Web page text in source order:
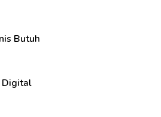
Butuh
Digital